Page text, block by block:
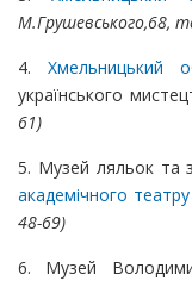
М.Грушевського,68,
4.Хмельницький
українського
61)
5. Музей ляльок та
академічного
48-69)
6. Музей